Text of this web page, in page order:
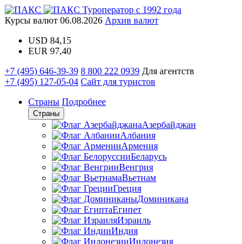
Туроператор с 1992 года
Курсы валют 06.08.2026 Архив валют
USD 84,15
EUR 97,40
+7 (495) 646-39-39 8 800 222 0939 Для агентств
+7 (495) 127-05-04 Сайт для туристов
Страны Подробнее
Страны
Азербайджан
Албания
Армения
Беларусь
Венгрия
Вьетнам
Греция
Доминикана
Египет
Израиль
Индия
Индонезия